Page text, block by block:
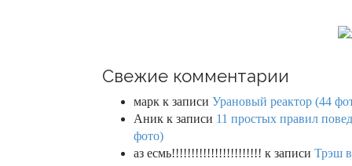
Свежие комментарии
марк к записи Урановый реактор (44
Аник к записи 11 простых правил
фото)
аз есмь!!!!!!!!!!!!!!!!!!!!!!! к записи Трэш в